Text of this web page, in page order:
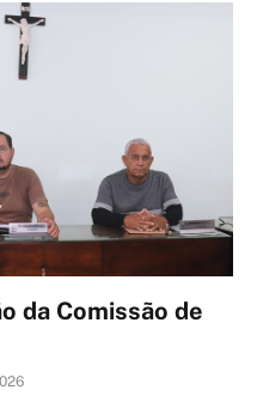
da Comissão de